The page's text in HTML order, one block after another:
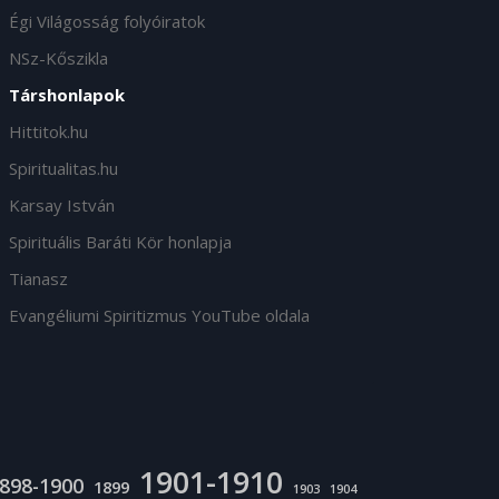
Égi Világosság folyóiratok
NSz-Kőszikla
Társhonlapok
Hittitok.hu
Spiritualitas.hu
Karsay István
Spirituális Baráti Kör honlapja
Tianasz
Evangéliumi Spiritizmus YouTube oldala
1900 1899 1901-1910 1903 1904